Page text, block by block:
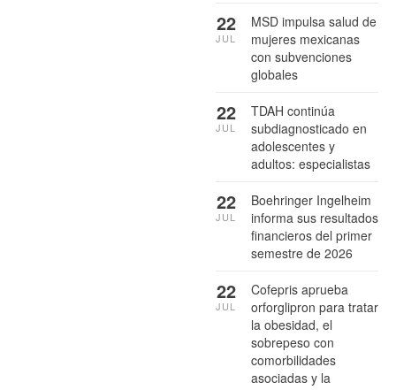
MSD impulsa salud de
mujeres mexicanas
con subvenciones
globales
22
JUL
TDAH continúa
subdiagnosticado en
adolescentes y
adultos: especialistas
22
JUL
Boehringer Ingelheim
informa sus resultados
financieros del primer
semestre de 2026
22
JUL
Cofepris aprueba
orforglipron para tratar
la obesidad, el
sobrepeso con
comorbilidades
asociadas y la
22
JUL